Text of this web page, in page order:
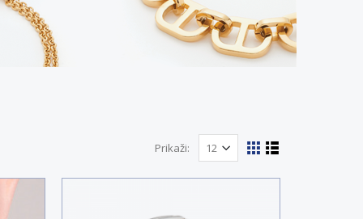
Prikaži: